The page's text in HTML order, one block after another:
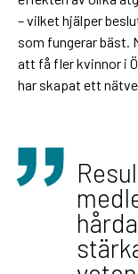
– vilket hjälper
som fungerar bäst.
att få fler kvinnor i
har skapat ett